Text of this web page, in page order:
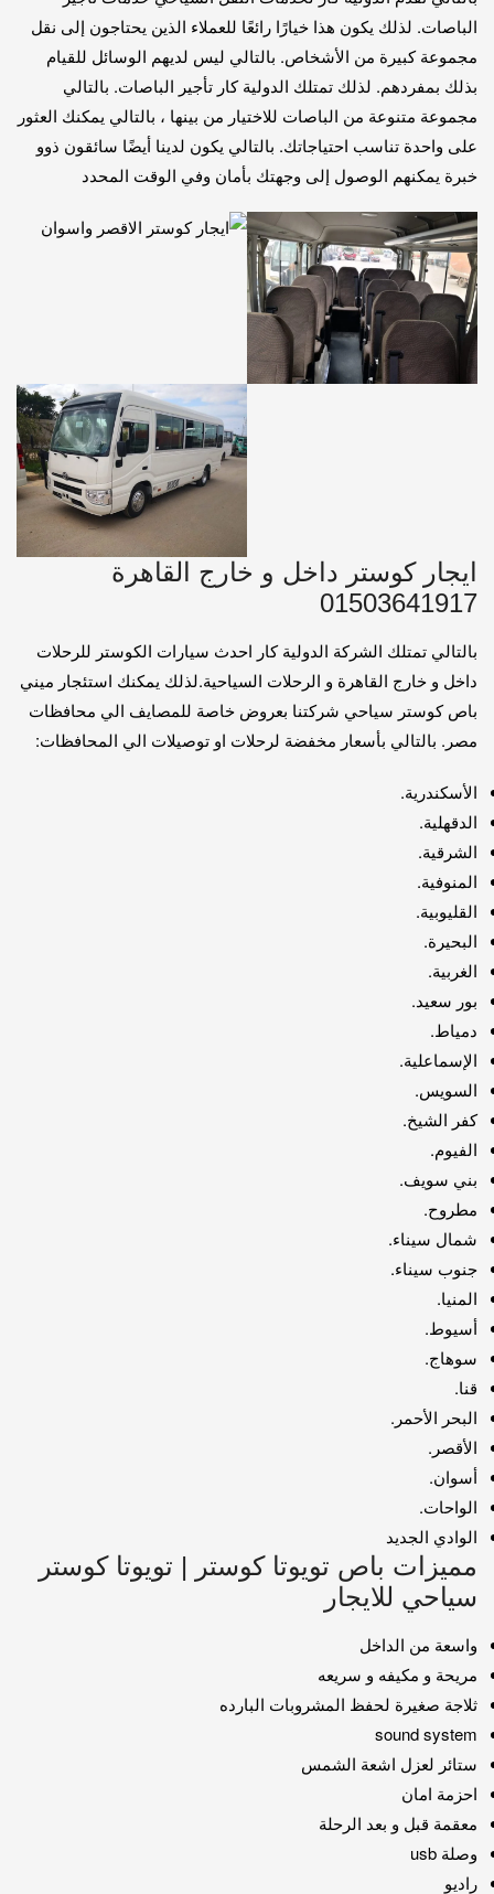
الباصات. لذلك يكون هذا خيارًا رائعًا للعملاء الذين يحتاجون إلى نقل
مجموعة كبيرة من الأشخاص. بالتالي ليس لديهم الوسائل للقيام
بذلك بمفردهم. لذلك تمتلك الدولية كار تأجير الباصات. بالتالي
مجموعة متنوعة من الباصات للاختيار من بينها ، بالتالي يمكنك العثور
على واحدة تناسب احتياجاتك. بالتالي يكون لدينا أيضًا سائقون ذوو
خبرة يمكنهم الوصول إلى وجهتك بأمان وفي الوقت المحدد
ايجار كوستر داخل و خارج القاهرة
01503641917
بالتالي تمتلك الشركة الدولية كار احدث سيارات الكوستر للرحلات
داخل و خارج القاهرة و الرحلات السياحية.لذلك يمكنك استئجار ميني
باص كوستر سياحي شركتنا بعروض خاصة للمصايف الي محافظات
مصر. بالتالي بأسعار مخفضة لرحلات او توصيلات الي المحافظات:
الأسكندرية.
الدقهلية.
الشرقية.
المنوفية.
القليوبية.
البحيرة.
الغربية.
بور سعيد.
دمياط.
الإسماعلية.
السويس.
كفر الشيخ.
الفيوم.
بني سويف.
مطروح.
شمال سيناء.
جنوب سيناء.
المنيا.
أسيوط.
سوهاج.
قنا.
البحر الأحمر.
الأقصر.
أسوان.
الواحات.
الوادي الجديد
مميزات باص تويوتا كوستر | تويوتا كوستر
سياحي للايجار
واسعة من الداخل
مريحة و مكيفه و سريعه
ثلاجة صغيرة لحفظ المشروبات البارده
sound system
ستائر لعزل اشعة الشمس
احزمة امان
معقمة قبل و بعد الرحلة
وصلة usb
راديو